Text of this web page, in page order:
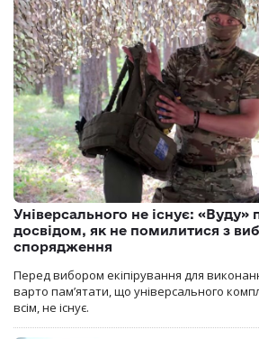
Універсального не існує: «Вуду»
досвідом, як не помилитися з
спорядження
Перед вибором екіпірування для
варто пам’ятати, що універсального
всім, не існує.